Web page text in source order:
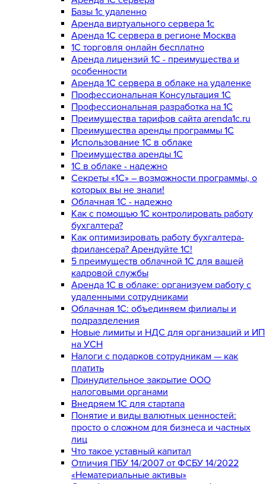
Базы 1с удаленно
Аренда виртуального сервера 1с
Аренда 1С сервера в регионе Москва
1С торговля онлайн бесплатно
Аренда лицензий 1С - преимущества и
особенности
Аренда 1С сервера в облаке на удаленке
Профессиональная Консультация 1С
Профессиональная разработка на 1С
Преимущества тарифов сайта arenda1c.ru
Преимущества аренды программы 1С
Использование 1С в облаке
Преимущества аренды 1С
1С в облаке - надежно
Секреты «1С» – возможности программы, о
которых вы не знали!
Облачная 1С - надежно
Как с помощью 1С контролировать работу
бухгалтера?
Как оптимизировать работу бухгалтера-
фрилансера? Арендуйте 1С!
5 преимуществ облачной 1С для вашей
кадровой службы
Аренда 1С в облаке: организуем работу с
удаленными сотрудниками
Облачная 1С: объединяем филиалы и
подразделения
Новые лимиты и НДС для организаций и ИП
на УСН
Налоги с подарков сотрудникам — как
платить
Принудительное закрытие ООО
налоговыми органами
Внедряем 1С для стартапа
Понятие и виды валютных ценностей:
просто о сложном для бизнеса и частных
лиц
Что такое уставный капитал
Отличия ПБУ 14/2007 от ФСБУ 14/2022
«Нематериальные активы»